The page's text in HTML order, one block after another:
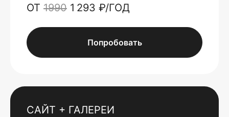
ОТ 1990 1 293 ₽/ГОД
Попробовать
САЙТ + ГАЛЕРЕИ